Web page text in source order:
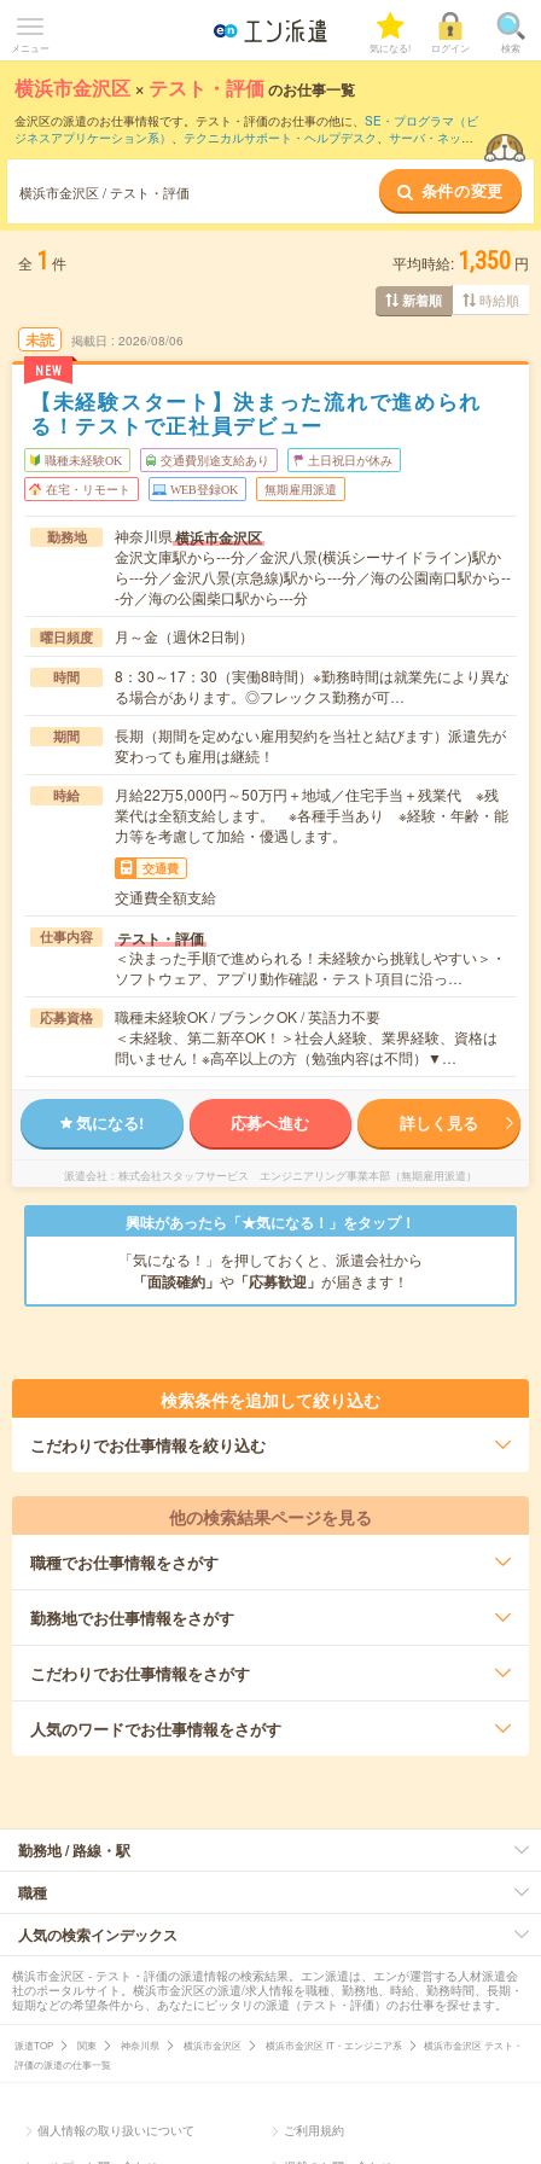
メニュー 気になる! ログイン 検索
横浜市金沢区 × テスト・評価のお仕事一覧
金沢区の派遣のお仕事情報です。テスト・評価のお仕事の他に、 SE・プログラマ（ビ
ジネスアプリケーション系） 、 テクニカルサポート・ヘルプデスク 、 サーバ・ネット
などのこだわり条件で絞り込んでいただけます。職種辞典：テスト・評価の
お仕事とは？とは？
横浜市金沢区 / テスト・評価 条件の変更
全 1 件 平均時給: 1,350 円
新着順 時給順
未読
NEW
掲載日 2026/08/06
【未経験スタート】決まった流れで進められ
る！テストで正社員デビュー
職種未経験OK 交通費別途支給あり 土日祝日が休み
在宅・リモート WEB登録OK 無期雇用派遣
勤務地 神奈川県横浜市金沢区
金沢文庫駅から---分／金沢八景(横浜シーサイドライン)駅か
ら---分／金沢八景(京急線)駅から---分／海の公園南口駅から--
-分／海の公園柴口駅から---分
曜日頻度 月～金（週休2日制）
時間
8：30～17：30（実働8時間）※勤務時間は就業先により異な
る場合があります。◎フレックス勤務が可…
期間
長期（期間を定めない雇用契約を当社と結びます）派遣先が
変わっても雇用は継続！
時給
月給22万5,000円～50万円＋地域／住宅手当＋残業代 ※残
業代は全額支給します。 ※各種手当あり ※経験・年齢・能
力等を考慮して加給・優遇します。
交通費
交通費全額支給
仕事内容 テスト・評価
＜決まった手順で進められる！未経験から挑戦しやすい＞・
ソフトウェア、アプリ動作確認・テスト項目に沿っ…
応募資格
職種未経験OK / ブランクOK / 英語力不要
＜未経験、第二新卒OK！＞社会人経験、業界経験、資格は
問いません！※高卒以上の方（勉強内容は不問）▼…
気になる! 応募へ進む 詳しく見る
派遣会社 株式会社スタッフサービス エンジニアリング事業本部（無期雇用派遣）
興味があったら「★気になる！」をタップ！
「気になる！」を押しておくと、派遣会社から
「面談確約」 や 「応募歓迎」 が届きます！
検索条件を追加して絞り込む
こだわりでお仕事情報を絞り込む
他の検索結果ページを見る
職種でお仕事情報をさがす
勤務地でお仕事情報をさがす
こだわりでお仕事情報をさがす
人気のワードでお仕事情報をさがす
勤務地 / 路線・駅
職種
人気の検索インデックス
横浜市金沢区 - テスト・評価の派遣情報の検索結果。エン派遣は、エンが運営する人材派遣会
社のポータルサイト。横浜市金沢区の派遣/求人情報を職種、勤務地、時給、勤務時間、長期・
短期などの希望条件から、あなたにピッタリの派遣（テスト・評価）のお仕事を探せます。
派遣TOP 関東 神奈川県 横浜市金沢区 横浜市金沢区 IT・エンジニア系
横浜市金沢区 テスト・
評価の派遣の仕事一覧
個人情報の取り扱いについて ご利用規約